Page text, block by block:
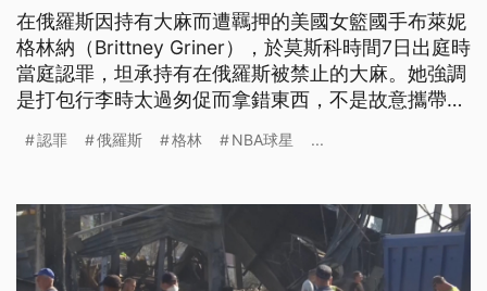
在俄羅斯因持有大麻而遭羈押的美國女籃國手布萊妮
格林納（Brittney Griner），於莫斯科時間7日出庭時
當庭認罪，坦承持有在俄羅斯被禁止的大麻。她強調
是打包行李時太過匆促而拿錯東西，不是故意攜帶。
有期徒刑，但美國的法律專家認為，認罪協商除了有
程序。
認罪 俄羅斯 格林 NBA球星 ...